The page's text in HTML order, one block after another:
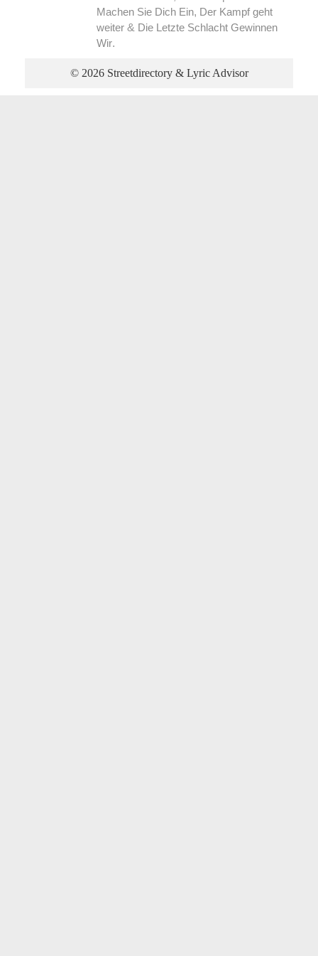
Machen Sie Dich Ein, Der Kampf geht
weiter & Die Letzte Schlacht Gewinnen
Wir.
© 2026 Streetdirectory & Lyric Advisor